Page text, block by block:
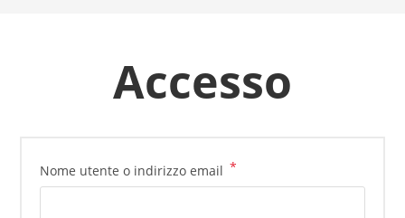
Accesso
Nome utente o indirizzo email *